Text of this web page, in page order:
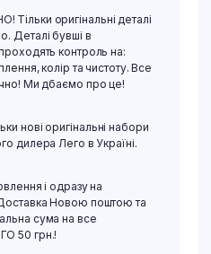
оригінальні деталі
Деталі бувші в
контроль на:
колір та чистоту. Все
Ми дбаємо про це!
нові оригінальні набори
дилера Лего в Україні.
і одразу на
Новою поштою та
сума на все
50 грн.!